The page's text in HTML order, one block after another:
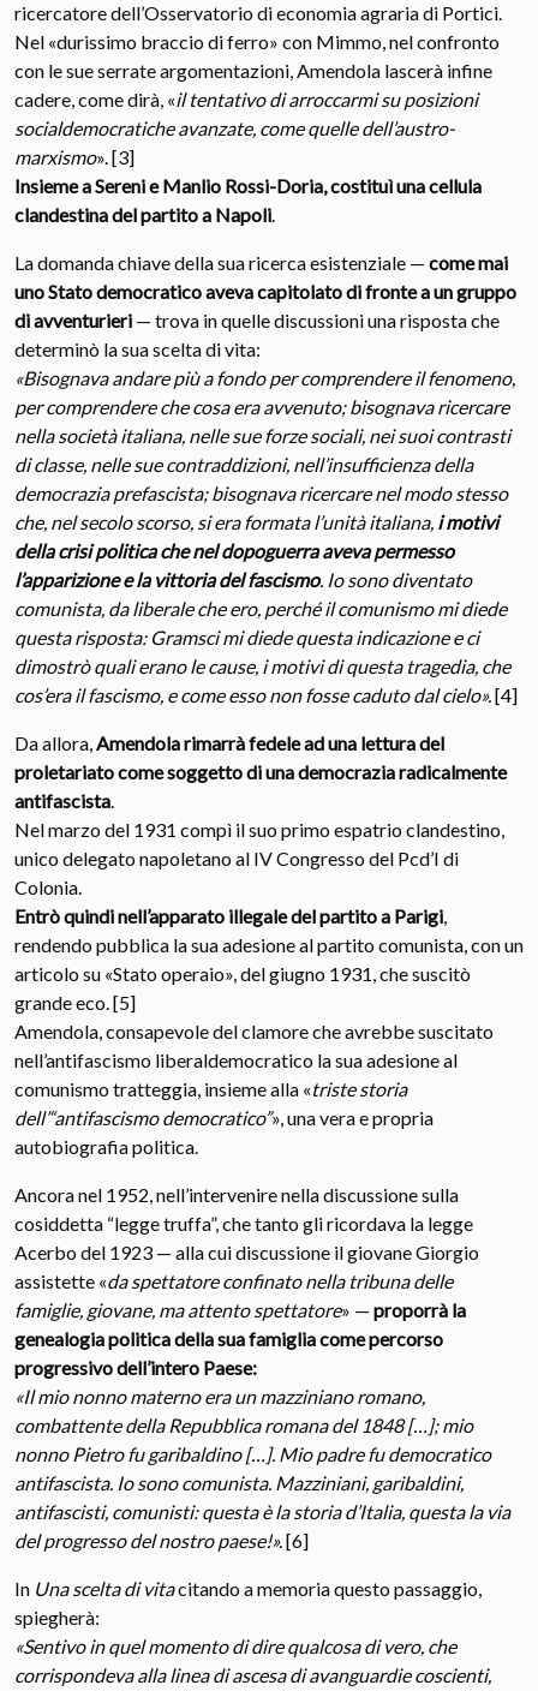
ricercatore dell’Osservatorio di economia agraria di Portici.
Nel «durissimo braccio di ferro» con Mimmo, nel confronto
con le sue serrate argomentazioni, Amendola lascerà infine
cadere, come dirà, «il tentativo di arroccarmi su posizioni
socialdemocratiche avanzate, come quelle dell’austro-
marxismo». [3]
Insieme a Sereni e Manlio Rossi-Doria, costituì una cellula
clandestina del partito a Napoli.
La domanda chiave della sua ricerca esistenziale — come mai
uno Stato democratico aveva capitolato di fronte a un gruppo
di avventurieri — trova in quelle discussioni una risposta che
determinò la sua scelta di vita:
«Bisognava andare più a fondo per comprendere il fenomeno,
per comprendere che cosa era avvenuto; bisognava ricercare
nella società italiana, nelle sue forze sociali, nei suoi contrasti
di classe, nelle sue contraddizioni, nell’insufficienza della
democrazia prefascista; bisognava ricercare nel modo stesso
che, nel secolo scorso, si era formata l’unità italiana, i motivi
della crisi politica che nel dopoguerra aveva permesso
l’apparizione e la vittoria del fascismo. Io sono diventato
comunista, da liberale che ero, perché il comunismo mi diede
questa risposta: Gramsci mi diede questa indicazione e ci
dimostrò quali erano le cause, i motivi di questa tragedia, che
cos’era il fascismo, e come esso non fosse caduto dal cielo».[4]
Da allora,Amendola rimarrà fedele ad una lettura del
proletariato come soggetto di una democrazia radicalmente
antifascista.
Nel marzo del 1931 compì il suo primo espatrio clandestino,
unico delegato napoletano al IV Congresso del Pcd’I di
Colonia.
Entrò quindi nell’apparato illegale del partito a Parigi,
rendendo pubblica la sua adesione al partito comunista, con un
articolo su «Stato operaio», del giugno 1931, che suscitò
grande eco. [5]
Amendola, consapevole del clamore che avrebbe suscitato
nell’antifascismo liberaldemocratico la sua adesione al
comunismo tratteggia, insieme alla «triste storia
dell’“antifascismo democratico”», una vera e propria
autobiografia politica.
Ancora nel 1952, nell’intervenire nella discussione sulla
cosiddetta “legge truffa”, che tanto gli ricordava la legge
Acerbo del 1923 — alla cui discussione il giovane Giorgio
assistette «da spettatore confinato nella tribuna delle
famiglie, giovane, ma attento spettatore» — proporrà la
genealogia politica della sua famiglia come percorso
progressivo dell’intero Paese:
«Il mio nonno materno era un mazziniano romano,
combattente della Repubblica romana del 1848 […]; mio
nonno Pietro fu garibaldino […]. Mio padre fu democratico
antifascista. Io sono comunista. Mazziniani, garibaldini,
antifascisti, comunisti: questa è la storia d’Italia, questa la via
del progresso del nostro paese!».[6]
In Una scelta di vitacitando a memoria questo passaggio,
spiegherà:
«Sentivo in quel momento di dire qualcosa di vero, che
corrispondeva alla linea di ascesa di avanguardie coscienti,